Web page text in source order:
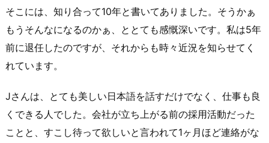
そこには、知り合って10年と書いてありました。そうかぁ
もうそんなになるのかぁ、ととても感慨深いです。私は5年
前に退任したのですが、それからも時々近況を知らせてく
れています。
Jさんは、とても美しい日本語を話すだけでなく、仕事も良
くできる人でした。会社が立ち上がる前の採用活動だった
ことと、すこし待って欲しいと言われて1ヶ月ほど連絡がな